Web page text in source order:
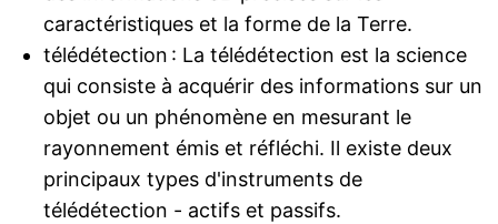
caractéristiques et la forme de la Terre.
télédétection : La télédétection est la science
qui consiste à acquérir des informations sur un
objet ou un phénomène en mesurant le
rayonnement émis et réfléchi. Il existe deux
principaux types d'instruments de
télédétection - actifs et passifs.